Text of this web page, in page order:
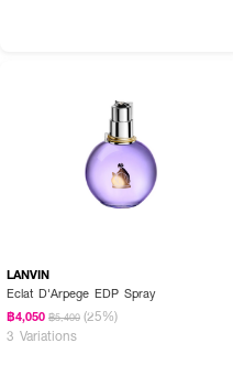
LANVIN
Eclat D'Arpege EDP Spray
฿4,050 ฿5,400 (25%)
3 Variations